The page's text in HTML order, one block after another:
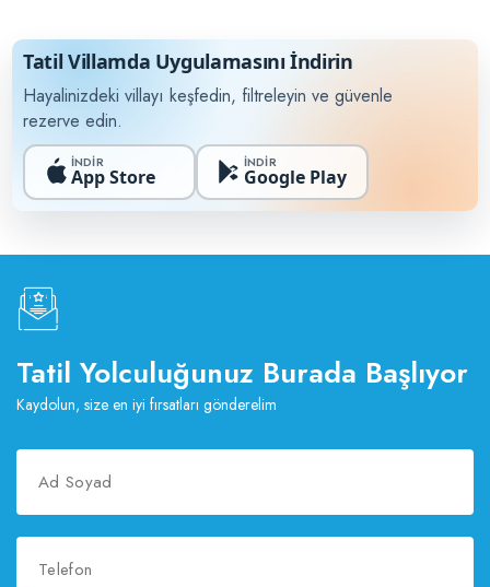
Tatil Villamda Uygulamasını İndirin
Hayalinizdeki villayı keşfedin, filtreleyin ve güvenle
rezerve edin.
İNDİR
App Store
İNDİR
Google Play
Tatil Yolculuğunuz Burada Başlıyor
Kaydolun, size en iyi fırsatları gönderelim